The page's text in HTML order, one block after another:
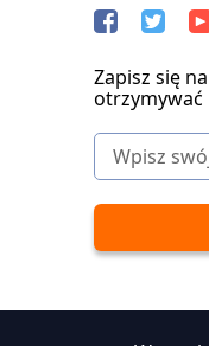
Zapisz się
otrzymywać